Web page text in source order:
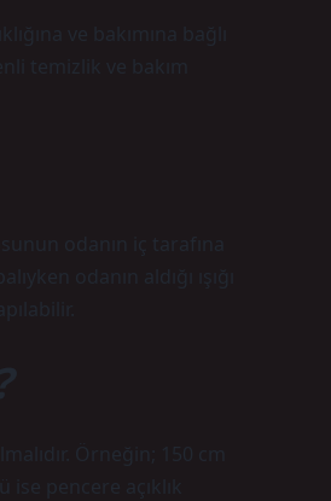
ve bakımına bağlı
temizlik ve bakım
odanın iç tarafına
odanın aldığı ışığı
Örneğin; 150 cm
pencere açıklık